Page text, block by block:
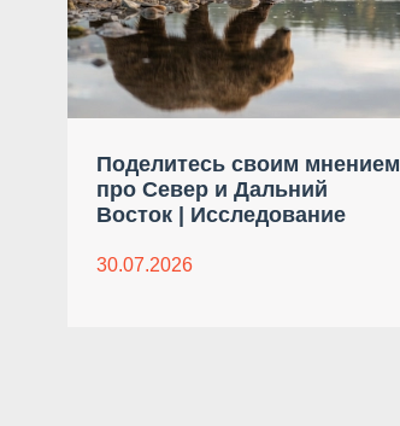
Поделитесь своим мнением
про Север и Дальний
Восток | Исследование
30.07.2026